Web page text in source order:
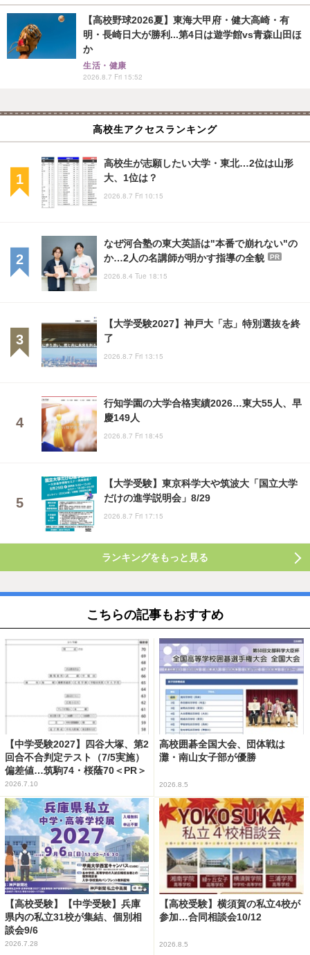
【高校野球2026夏】東海大甲府・健大高崎・有
明・長崎日大が勝利...第4日は遊学館vs青森山田ほ
か
生活・健康
2026.8.7 Fri 15:52
高校生アクセスランキング
高校生が志願したい大学・東北…2位は山形
大、1位は？
2026.8.7 Fri 10:15
なぜ河合塾の東大英語は"本番で崩れない"の
か…2人の名講師が明かす指導の全貌
PR
2026.8.4 Tue 18:15
【大学受験2027】神戸大「志」特別選抜を終
了
2026.8.7 Fri 13:15
行知学園の大学合格実績2026…東大55人、早
慶149人
2026.8.7 Fri 18:45
【大学受験】東京科学大や筑波大「国立大学
だけの進学説明会」8/29
2026.8.7 Fri 17:15
ランキングをもっと見る
こちらの記事もおすすめ
【中学受験2027】四谷大塚、第2
回合不合判定テスト（7/5実施）
偏差値…筑駒74・桜蔭70＜PR＞
2026.7.10
高校囲碁全国大会、団体戦は
灘・南山女子部が優勝
2026.8.5
【高校受験】【中学受験】兵庫
県内の私立31校が集結、個別相
談会9/6
2026.7.28
【高校受験】横須賀の私立4校が
参加…合同相談会10/12
2026.8.5